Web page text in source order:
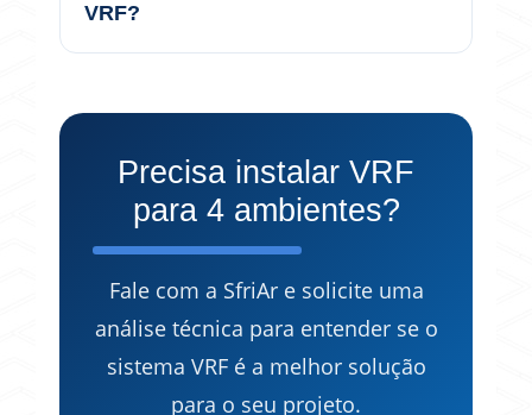
VRF?
Precisa instalar VRF
para 4 ambientes?
Fale com a SfriAr e solicite uma
análise técnica para entender se o
sistema VRF é a melhor solução
para o seu projeto.